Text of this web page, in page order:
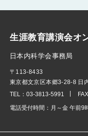
生涯教育講演会オ
日本内科学会事務局
〒113-8433
東京都文京区本郷3-28-8 日
TEL： 03-3813-5991
電話受付時間： 月～金 午前9